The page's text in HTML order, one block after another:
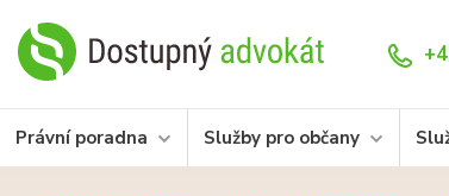
Právní poradna Služby pro občany